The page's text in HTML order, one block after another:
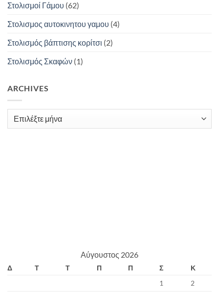
Στολισμοί Γάμου (62)
Στολισμος αυτοκινητου γαμου (4)
Στολισμός βάπτισης κορίτσι (2)
Στολισμός Σκαφών (1)
ARCHIVES
Archives
Αύγουστος 2026
Δ Τ Τ Π Π Σ
Κ
1
2